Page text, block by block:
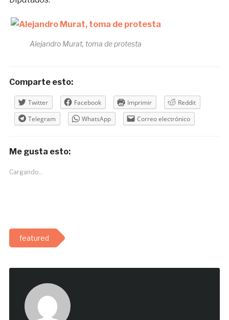
Alejandro Murat, toma de protesta
Comparte esto:
Twitter Facebook Imprimir
Reddit
Telegram
WhatsApp Correo electrónico
Me gusta esto:
Cargando...
featured